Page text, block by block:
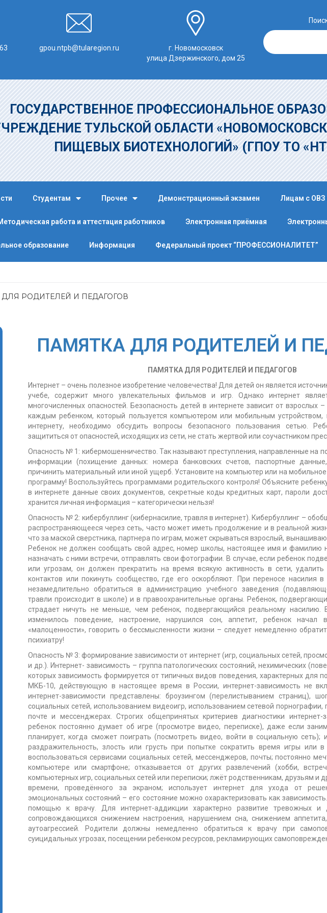
gpou.ntpb@tularegion.ru
г. Новомосковск
улица Дзержинского, дом 25
ГОСУДАРСТВЕННОЕ ПРОФЕССИОНАЛЬНОЕ
ТУЛЬСКОЙ ОБЛАСТИ
ПИЩЕВЫХ БИОТЕХНОЛОГИЙ» (ГПОУ ТО
Студентам Прочее Демонстрационный экзамен Лицам с ОВЗ
работа и аттестация работников Электронная приёмная
образование Информация Федеральный проект “ПРОФЕССИОНАЛИТЕТ”
РОДИТЕЛЕЙ И ПЕДАГОГОВ
ПАМЯТКА ДЛЯ РОДИТЕЛЕЙ И
ПАМЯТКА ДЛЯ РОДИТЕЛЕЙ И ПЕДАГОГОВ
Интернет – очень полезное изобретение человечества! Для детей он является
учебе, содержит много увлекательных фильмов и игр. Однако интернет
многочисленных опасностей. Безопасность детей в интернете зависит от взрослых
каждым ребенком, который пользуется компьютером или мобильным
интернету, необходимо обсудить вопросы безопасного пользования сетью.
защититься от опасностей, исходящих из сети, не стать жертвой или соучастником
Опасность № 1: кибермошенничество. Так называют преступления, направленные на
информации (похищение данных: номера банковских счетов, паспортные
причинить материальный или иной ущерб. Установите на компьютер или на
программу! Воспользуйтесь программами родительского контроля! Объясните
в интернете данные своих документов, секретные коды кредитных карт, пароли
хранится личная информация – категорически нельзя!
Опасность № 2: кибербуллинг (кибернасилие, травля в интернет). Кибербуллинг –
распространяющееся через сеть, часто может иметь продолжение и в реальной
что за маской сверстника, партнера по играм, может скрываться взрослый,
Ребенок не должен сообщать свой адрес, номер школы, настоящее имя и фамилию
назначать с ними встречи, отправлять свои фотографии. В случае, если ребенок
или угрозам, он должен прекратить на время всякую активность в сети,
контактов или покинуть сообщество, где его оскорбляют. При переносе насилия
незамедлительно обратиться в администрацию учебного заведения
травли происходит в школе) и в правоохранительные органы. Ребенок,
страдает ничуть не меньше, чем ребенок, подвергающийся реальному насилию.
изменилось поведение, настроение, нарушился сон, аппетит, ребенок начал
«малоценности», говорить о бессмысленности жизни – следует немедленно
психиатру!
Опасность № 3: формирование зависимости от интернет (игр, социальных сетей,
и др.). Интернет- зависимость – группа патологических состояний, нехимических
которых зависимость формируется от типичных видов поведения, характерных для
МКБ-10, действующую в настоящее время в России, интернет-зависимость не
интернет-зависимости представлены: броузингом (перелистыванием страниц),
социальных сетей, использованием видеоигр, использованием сетевой порнографии,
почте и мессенджерах. Строгих общепринятых критериев диагностики интернет-
ребенок постоянно думает об игре (просмотре видео, переписке), даже если
планирует, когда сможет поиграть (посмотреть видео, войти в социальную сеть);
раздражительность, злость или грусть при попытке сократить время игры или в
воспользоваться сервисами социальных сетей, мессенджеров, почты; постоянно
компьютере или смартфоне; отказывается от других развлечений (хобби,
компьютерных игр, социальных сетей или переписки; лжёт родственникам, друзьям и
времени, проведённого за экраном; использует интернет для ухода от
эмоциональных состояний – его состояние можно охарактеризовать как
помощью к врачу. Для интернет-аддикции характерно развитие тревожных и
сопровождающихся снижением настроения, нарушением сна, снижением
аутоагрессией. Родители должны немедленно обратиться к врачу при
суицидальных угрозах, посещении ребенком ресурсов, рекламирующих